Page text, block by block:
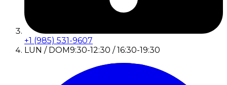
+1 (985) 531-9607
LUN / DOM9:30-12:30 / 16:30-19:30